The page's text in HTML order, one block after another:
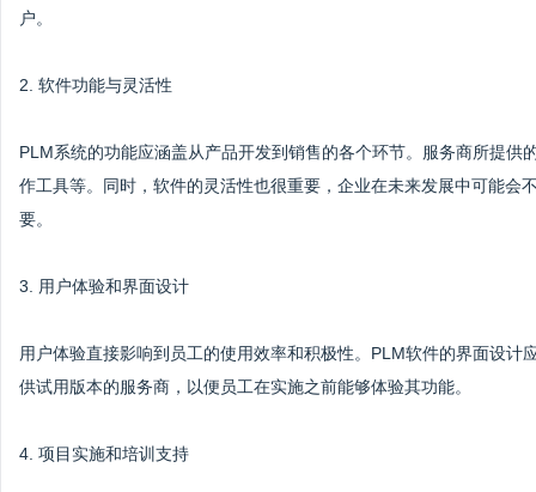
户。
2. 软件功能与灵活性
PLM系统的功能应涵盖从产品开发到销售的各个环节。服务商所提
作工具等。同时，软件的灵活性也很重要，企业在未来发展中可能会
要。
3. 用户体验和界面设计
用户体验直接影响到员工的使用效率和积极性。PLM软件的界面设
供试用版本的服务商，以便员工在实施之前能够体验其功能。
4. 项目实施和培训支持